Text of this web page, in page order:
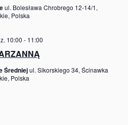
ul. Bolesława Chrobrego 12-14/1,
Polska
10:00 - 11:00
Średniejul. Sikorskiego 34, Ścinawka
Polska